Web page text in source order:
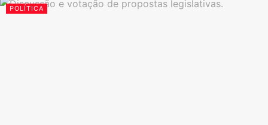
POLÍTICA